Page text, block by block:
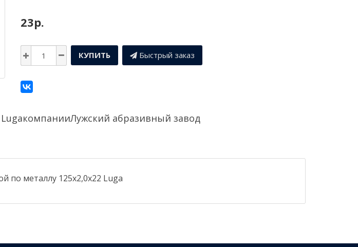
23р.
КУПИТЬ Быстрый заказ
LugaкомпанииЛужский абразивный завод
по металлу 125х2,0х22 Luga